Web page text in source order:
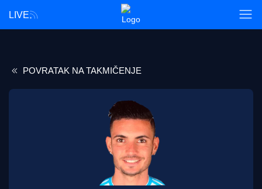
LIVE
POVRATAK NA TAKMIČENJE